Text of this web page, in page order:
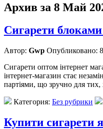
Архив за 8 Май
Сигарети блоками
Автор: Gwp Опубликовано:
Сигарети оптом інтернет
інтернет-магазин стає
партіями, що зручно для
Категория: Без рубрики
Купити сигарети